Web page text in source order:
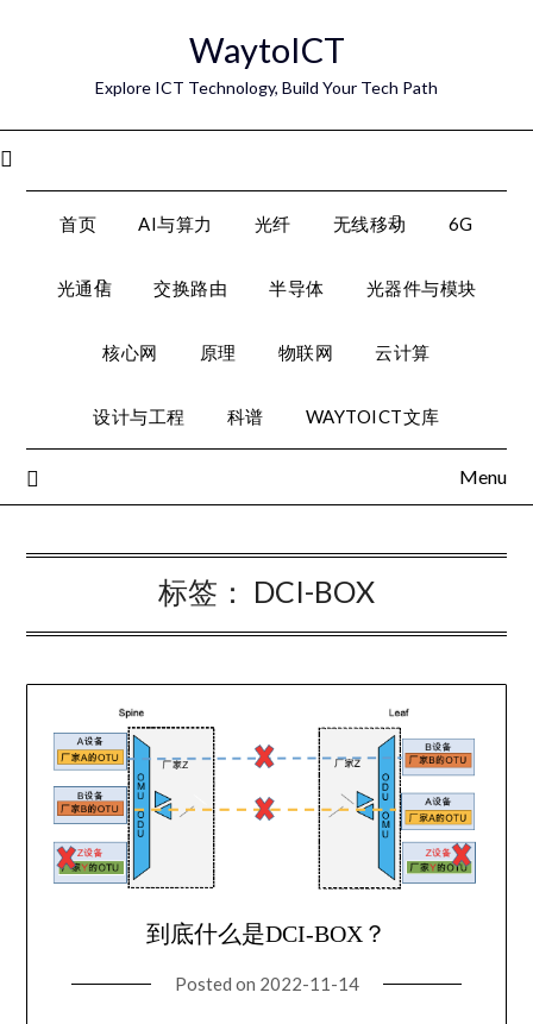
WaytoICT
Explore ICT Technology, Build Your Tech Path
首页 AI与算力 光纤 无线移动 6G
光通信 交换路由 半导体 光器件与模块
核心网 原理 物联网 云计算
设计与工程 科谱 WAYTOICT文库
Menu
标签： DCI-BOX
到底什么是DCI-BOX？
Posted on 2022-11-14